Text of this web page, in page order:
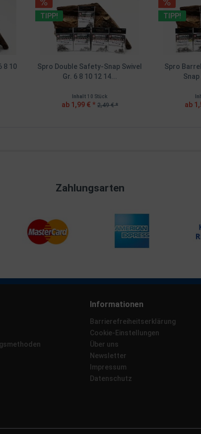
8 10
TIPP!
Spro Double Safety-Snap Swivel
Gr. 6 8 10 12 14...
Inhalt10 Stück
ab 1,99 € * 2,49 € *
TIPP!
Spro
Snap
ab
Zahlungsarten
Informationen
Barrierefreiheitserklärung
Cookie-Einstellungen
Über uns
Newsletter
Impressum
Datenschutz